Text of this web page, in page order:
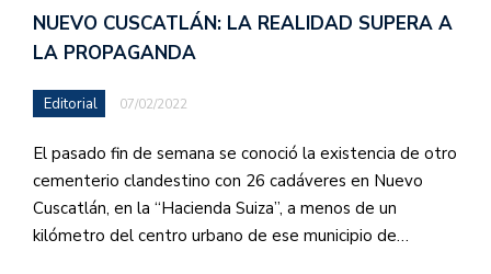
NUEVO CUSCATLÁN: LA REALIDAD SUPERA A
LA PROPAGANDA
Editorial 07/02/2022
El pasado fin de semana se conoció la existencia de otro
cementerio clandestino con 26 cadáveres en Nuevo
Cuscatlán, en la “Hacienda Suiza”, a menos de un
kilómetro del centro urbano de ese municipio de…